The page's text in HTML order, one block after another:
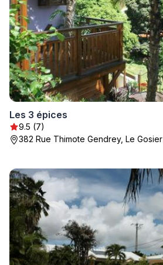
Les 3 épices
9.5 (7)
382 Rue Thimote Gendrey, Le Gosier